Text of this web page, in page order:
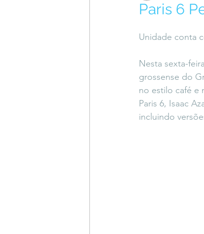
Coluna do Vasques
DESIMAGINAR
Paris 6
Unidade conta
Nesta sexta-
grossense do
no estilo café e
Paris 6, Isaac
incluindo